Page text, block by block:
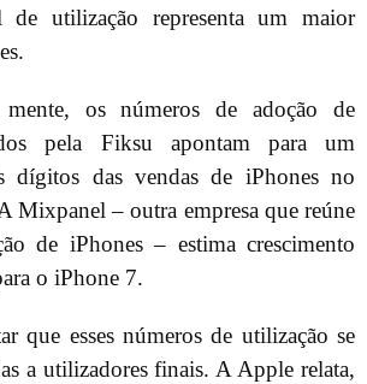
de utilização representa um maior
os números de adoção de
pela Fiksu apontam para um
dígitos das vendas de iPhones no
Mixpanel – outra empresa que reúne
de iPhones – estima crescimento
o iPhone 7.
que esses números de utilização se
a utilizadores finais. A Apple relata,